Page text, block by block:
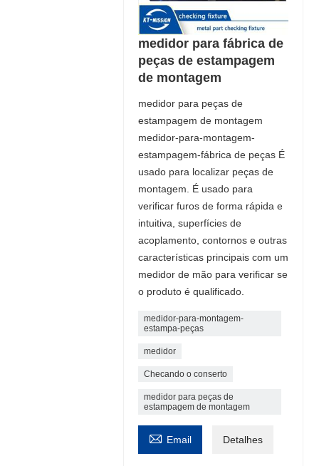
medidor para fábrica de
peças de estampagem
de montagem
medidor para peças de
estampagem de montagem
medidor-para-montagem-
estampagem-fábrica de peças É
usado para localizar peças de
montagem. É usado para
verificar furos de forma rápida e
intuitiva, superfícies de
acoplamento, contornos e outras
características principais com um
medidor de mão para verificar se
o produto é qualificado.
medidor-para-montagem-
estampa-peças
medidor
Checando o conserto
medidor para peças de
estampagem de montagem
 Email Detalhes